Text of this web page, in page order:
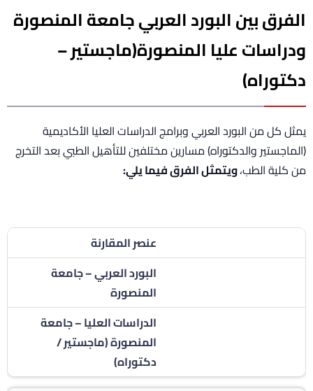
الفرق بين البورد العربي جامعة المنصورة
ودراسات عليا المنصورة(ماجستير –
دكتوراه)
يمثل كل من البورد العربي وبرامج الدراسات العليا الأكاديمية
(الماجستير والدكتوراه) مسارين مختلفين للتأهيل الطبي بعد التخرج
من كلية الطب،ويتمثل الفرق فيما يلي:
عنصر المقارنة
البورد العربي – جامعة
المنصورة
الدراسات العليا – جامعة
المنصورة (ماجستير /
دكتوراه)